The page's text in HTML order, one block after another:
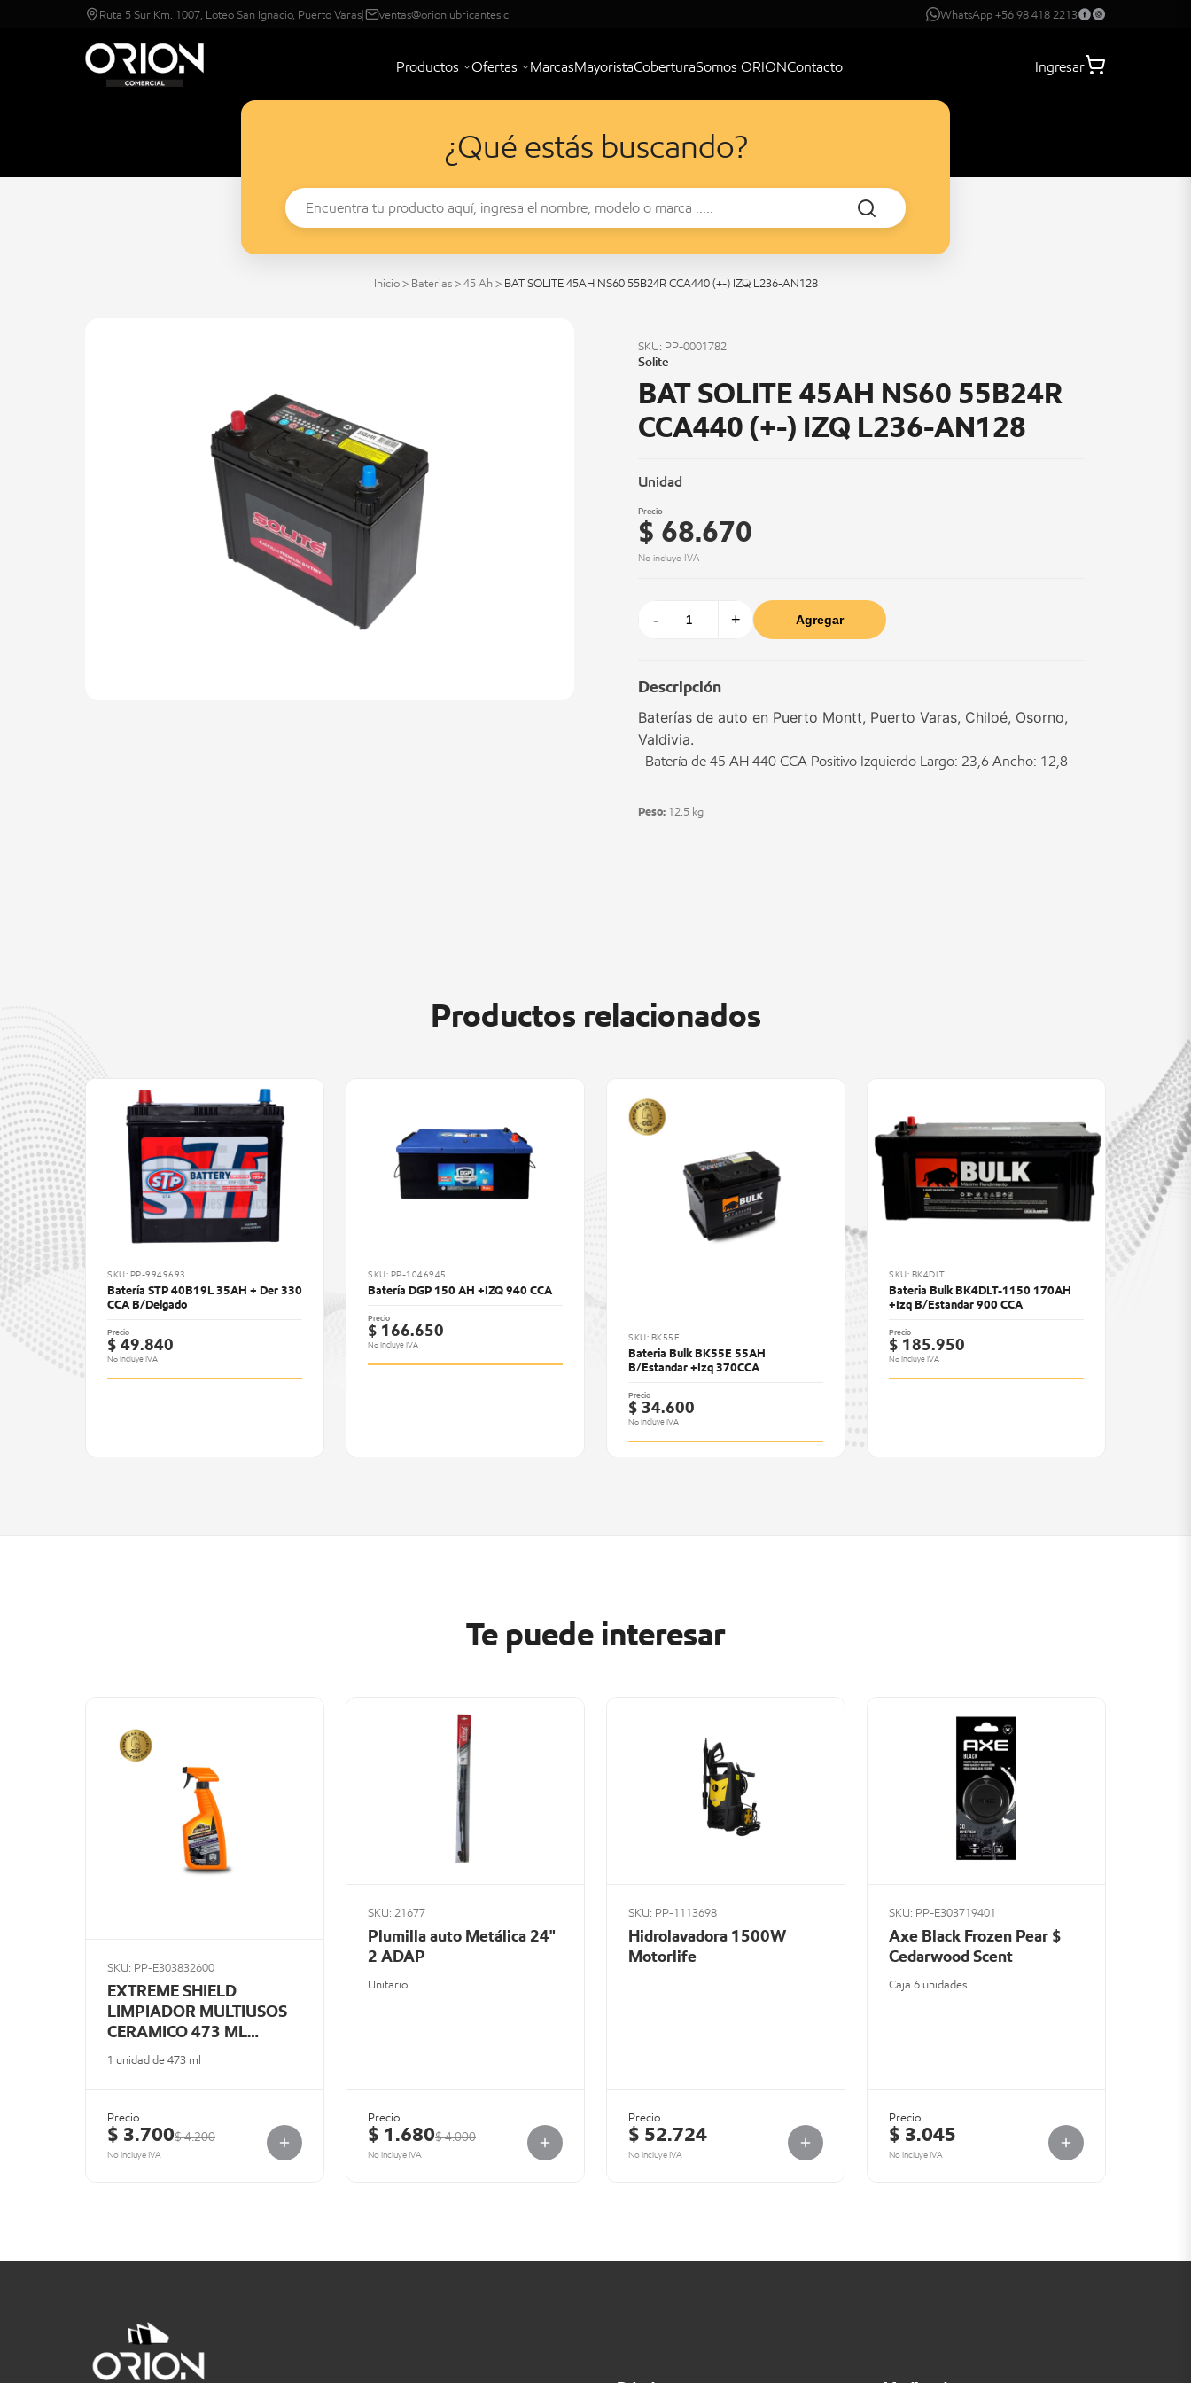
Ruta 5 Sur Km. 1007, Loteo San Ignacio, Puerto Varas| ventas@orionlubricantes.cl WhatsApp +56 98 418 2213
Productos Ofertas MarcasMayoristaCoberturaSomos ORIONContacto Ingresar
¿Qué estás buscando?
Inicio > Baterias > 45 Ah > BAT SOLITE 45AH NS60 55B24R CCA440 (+-) IZQ L236-AN128
SKU: PP-0001782
Solite
BAT SOLITE 45AH NS60 55B24R
CCA440 (+-) IZQ L236-AN128
Unidad
Precio
$ 68.670
No incluye IVA
- + Agregar
Descripción
Baterías de auto en Puerto Montt, Puerto Varas, Chiloé, Osorno,
Valdivia.
Batería de 45 AH 440 CCA Positivo Izquierdo Largo: 23,6 Ancho: 12,8
Peso: 12.5 kg
Productos relacionados
SKU: PP-9949693
Batería STP 40B19L 35AH + Der 330
CCA B/Delgado
Precio
$ 49.840
No Incluye IVA
SKU: PP-1046945
Batería DGP 150 AH +IZQ 940 CCA
Precio
$ 166.650
No Incluye IVA
SKU: BK55E
Bateria Bulk BK55E 55AH
B/Estandar +Izq 370CCA
Precio
$ 34.600
No Incluye IVA
SKU: BK4DLT
Bateria Bulk BK4DLT-1150 170AH
+Izq B/Estandar 900 CCA
Precio
$ 185.950
No Incluye IVA
Te puede interesar
SKU: PP-E303832600
EXTREME SHIELD
LIMPIADOR MULTIUSOS
CERAMICO 473 ML
ARMORALL
1 unidad de 473 ml
Precio
$ 3.700$ 4.200
No incluye IVA
SKU: 21677
Plumilla auto Metálica 24"
2 ADAP
Unitario
Precio
$ 1.680$ 4.000
No incluye IVA
SKU: PP-1113698
Hidrolavadora 1500W
Motorlife
Precio
$ 52.724
No incluye IVA
SKU: PP-E303719401
Axe Black Frozen Pear $
Cedarwood Scent
Caja 6 unidades
Precio
$ 3.045
No incluye IVA